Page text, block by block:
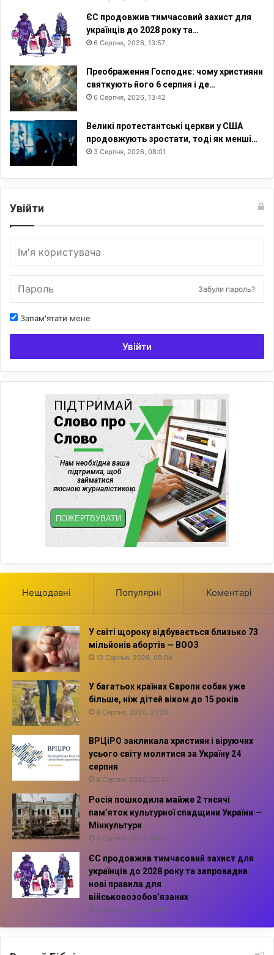
ЄС продовжив тимчасовий захист для
українців до 2028 року та…
6 Серпня, 2026, 13:57
Преображення Господнє: чому християни
святкують його 6 серпня і де…
6 Серпня, 2026, 13:42
Великі протестантські церкви у США
продовжують зростати, тоді як менші…
3 Серпня, 2026, 08:01
Увійти
Забули пароль?
Запам'ятати мене
Увійти
Нещодавні Популярні Коментарі
У світі щороку відбувається близько 73
мільйонів абортів — ВООЗ
10 Серпня, 2026, 09:04
У багатьох країнах Європи собак уже
більше, ніж дітей віком до 15 років
8 Серпня, 2026, 21:28
ВРЦіРО закликала християн і віруючих
усього світу молитися за Україну 24
серпня
8 Серпня, 2026, 20:47
Росія пошкодила майже 2 тисячі
пам’яток культурної спадщини України —
Мінкультури
6 Серпня, 2026, 14:10
ЄС продовжив тимчасовий захист для
українців до 2028 року та запровадив
нові правила для
військовозобов’язаних
6 Серпня, 2026, 13:57